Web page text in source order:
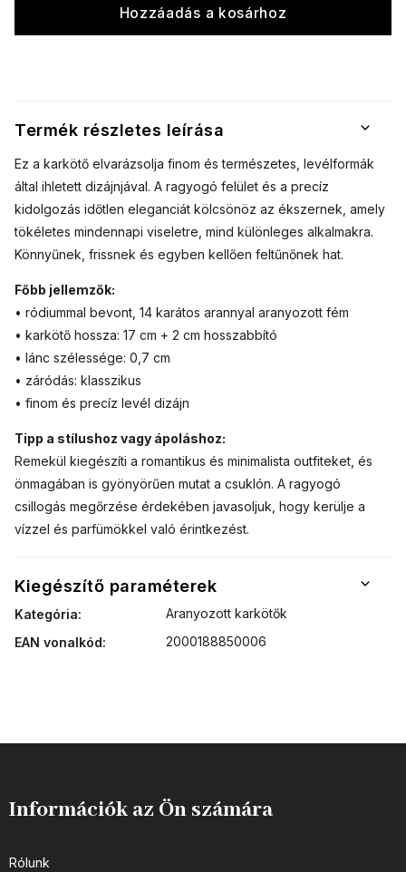
Hozzáadás a kosárhoz
Termék részletes leírása
Ez a karkötő elvarázsolja finom és természetes, levélformák
által ihletett dizájnjával. A ragyogó felület és a precíz
kidolgozás időtlen eleganciát kölcsönöz az ékszernek, amely
tökéletes mindennapi viseletre, mind különleges alkalmakra.
Könnyűnek, frissnek és egyben kellően feltűnőnek hat.
Főbb jellemzők:
• ródiummal bevont, 14 karátos arannyal aranyozott fém
• karkötő hossza: 17 cm + 2 cm hosszabbító
• lánc szélessége: 0,7 cm
• záródás: klasszikus
• finom és precíz levél dizájn
Tipp a stílushoz vagy ápoláshoz:
Remekül kiegészíti a romantikus és minimalista outfiteket, és
önmagában is gyönyörűen mutat a csuklón. A ragyogó
csillogás megőrzése érdekében javasoljuk, hogy kerülje a
vízzel és parfümökkel való érintkezést.
Kiegészítő paraméterek
Kategória:
Aranyozott karkötők
EAN vonalkód: 2000188850006
Információk az Ön számára
Rólunk